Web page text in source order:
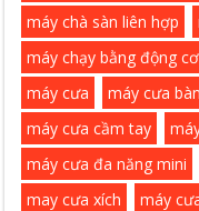
máy chà sàn liên hợp
máy chạy bằng động
máy cưa
máy cưa bàn
máy cưa cầm tay
máy cưa đa năng mini
may cưa xích
máy